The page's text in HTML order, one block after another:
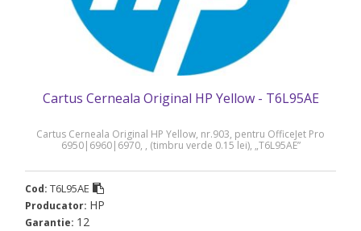
Cartus Cerneala Original HP Yellow - T6L95AE
Cartus Cerneala Original HP Yellow, nr.903, pentru OfficeJet Pro
6950|6960|6970, , (timbru verde 0.15 lei), „T6L95AE”
Cod: T6L95AE
Producator: HP
Garantie: 12